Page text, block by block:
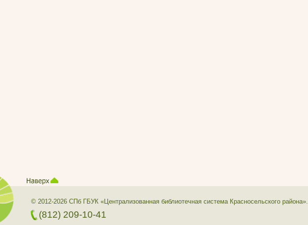
© 2012-2026 СПб ГБУК «Централизованная библиотечная система Красносельского района».
(812) 209-10-41